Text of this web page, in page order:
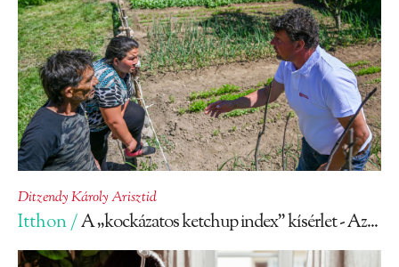
Ditzendy Károly Arisztid
Itthon /A „kockázatos ketchup index” kísérlet - Az...